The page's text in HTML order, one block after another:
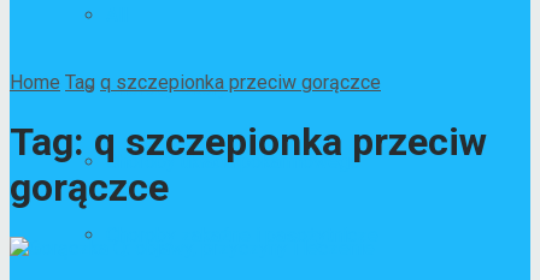
Choroby skóry
Choroby układu pokarmowego
Home Tag q szczepionka przeciw gorączce
Tag: q szczepionka przeciw
gorączce